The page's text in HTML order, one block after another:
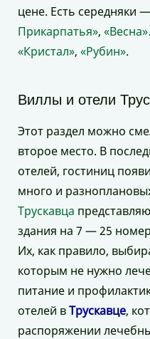
цене. Есть середняки —
Прикарпатья», «Весна»
«Кристал», «Рубин».
Виллы и отели
Этот раздел можно
второе место. В
отелей, гостиниц
много и
Трускавца
здания на 7 — 25
Их, как правило,
которым не нужно
питание и
отелей вТрускавце,
распоряжении